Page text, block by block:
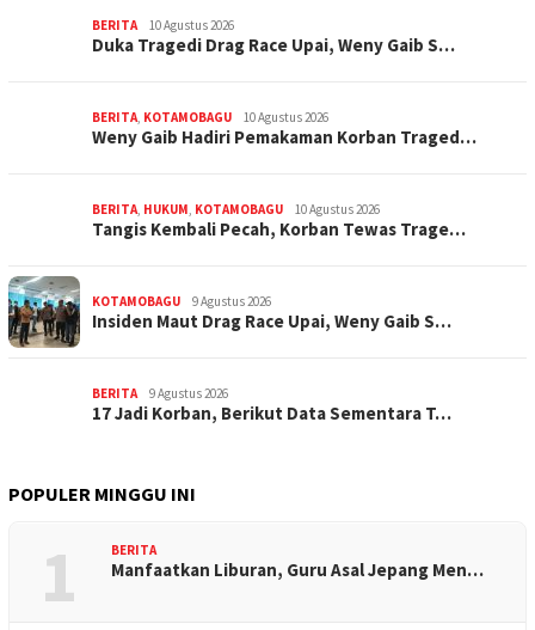
BERITA 10 Agustus 2026
Duka Tragedi Drag Race Upai, Weny Gaib S…
BERITA KOTAMOBAGU 10 Agustus 2026
Weny Gaib Hadiri Pemakaman Korban Traged…
BERITA HUKUM KOTAMOBAGU 10 Agustus 2026
Tangis Kembali Pecah, Korban Tewas Trage…
KOTAMOBAGU 9 Agustus 2026
Insiden Maut Drag Race Upai, Weny Gaib S…
BERITA 9 Agustus 2026
17 Jadi Korban, Berikut Data Sementara T…
POPULER MINGGU INI
1 BERITA
Manfaatkan Liburan, Guru Asal Jepang Men…